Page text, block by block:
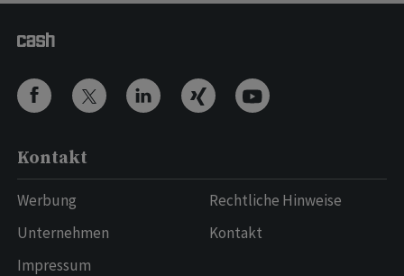
Kontakt
Werbung
Unternehmen
Impressum
Rechtliche Hinweise
Kontakt